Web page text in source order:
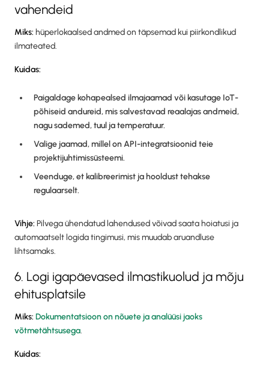
vahendeid
Miks: hüperlokaalsed andmed on täpsemad kui piirkondlikud
ilmateated.
Kuidas:
Paigaldage kohapealsed ilmajaamad või kasutage IoT-
põhiseid andureid, mis salvestavad reaalajas andmeid,
nagu sademed, tuul ja temperatuur.
Valige jaamad, millel on API-integratsioonid teie
projektijuhtimissüsteemi.
Veenduge, et kalibreerimist ja hooldust tehakse
regulaarselt.
Vihje: Pilvega ühendatud lahendused võivad saata hoiatusi ja
automaatselt logida tingimusi, mis muudab aruandluse
lihtsamaks.
6. Logi igapäevased ilmastikuolud ja mõju
ehitusplatsile
Miks: Dokumentatsioon on nõuete ja analüüsi jaoks
võtmetähtsusega.
Kuidas: